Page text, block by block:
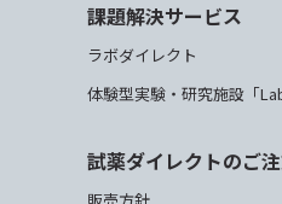
課題解決サービス
ラボダイレクト
体験型実験・研究施設「
試薬ダイレクトのご